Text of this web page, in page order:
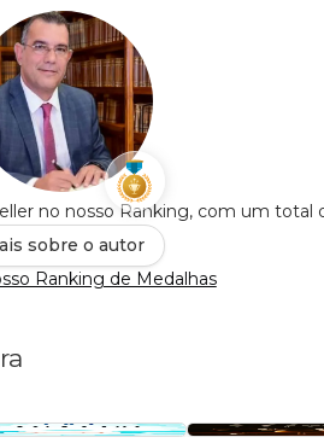
no nosso Ranking, com um total
sobre o autor
Ranking de Medalhas